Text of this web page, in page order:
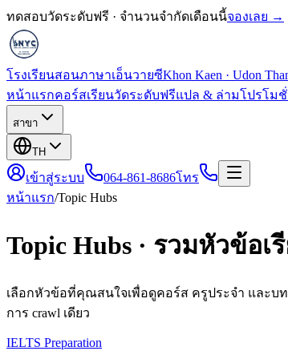
ทดสอบวัดระดับฟรี · จำนวนจำกัดเดือนนี้จองเลย →
โรงเรียนสอนภาษาเอ็นวายซีKhon Kaen · Udon
หน้าแรกคอร์สเรียนวัดระดับฟรีแปล & ล่ามโปรโม
สาขา
TH
เข้าสู่ระบบ 064-861-8686โทร
หน้าแรก/Topic Hubs
Topic Hubs · รวมหัวข้อ
เลือกหัวข้อที่คุณสนใจเพื่อดูคอร์ส ครูประจำ และบท
การ crawl เดียว
IELTS Preparation